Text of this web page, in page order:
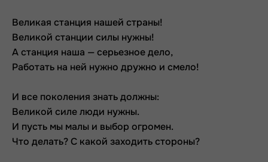
Великая станция нашей страны!
Великой станции силы нужны!
А станция наша — серьезное дело,
Работать на ней нужно дружно и смело!
И все поколения знать должны:
Великой силе люди нужны.
И пусть мы малы и выбор огромен.
Что делать? С какой заходить стороны?